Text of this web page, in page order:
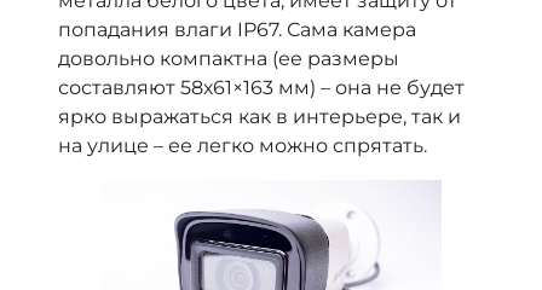
попадания влаги IP67. Сама камера
довольно компактна (ее размеры
составляют 58х61×163 мм) – она не будет
ярко выражаться как в интерьере, так и
на улице – ее легко можно спрятать.